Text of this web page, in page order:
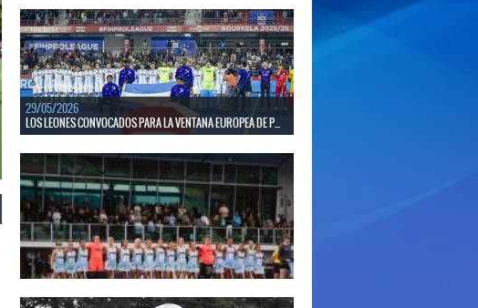
Bajos y Bélgica.
LEER MÁS
29/05/2026
LOS LEONES CONVOCADOS PARA LA VENTANA EUROPEA DE P...
ventanas de Pro League 2025-26 en Inglaterra y Alemania.
LEER MÁS
22/05/2026